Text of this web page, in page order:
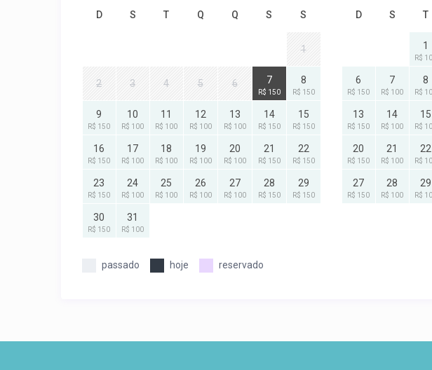
D S T Q Q S S
1
2 3 4 5 6 7
R$ 150
8
R$ 150
9
R$ 150
10
R$ 100
11
R$ 100
12
R$ 100
13
R$ 100
14
R$ 150
15
R$ 150
16
R$ 150
17
R$ 100
18
R$ 100
19
R$ 100
20
R$ 100
21
R$ 150
22
R$ 150
23
R$ 150
24
R$ 100
25
R$ 100
26
R$ 100
27
R$ 100
28
R$ 150
29
R$ 150
30
R$ 150
31
R$ 100
D S T
1
R$
6
R$ 150
7
R$ 100
8
R$
13
R$ 150
14
R$ 100
15
R$
20
R$ 150
21
R$ 100
22
R$
27
R$ 150
28
R$ 100
29
R$
passado hoje reservado